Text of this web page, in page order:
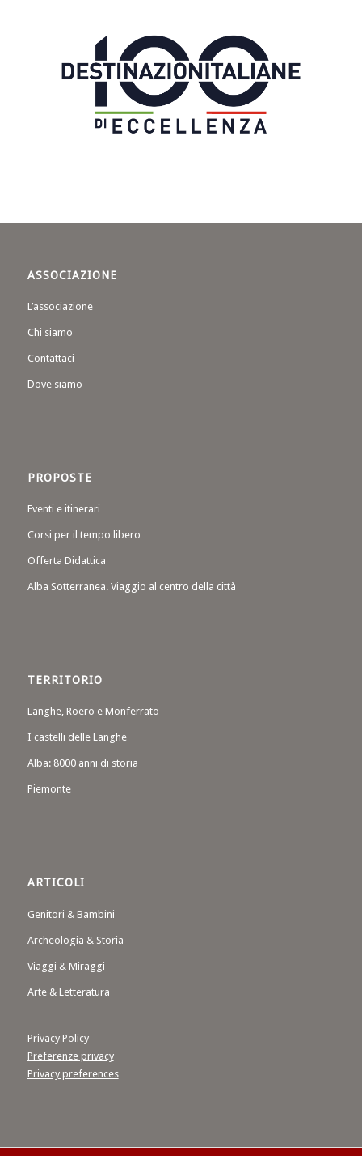
ASSOCIAZIONE
L’associazione
Chi siamo
Contattaci
Dove siamo
PROPOSTE
Eventi e itinerari
Corsi per il tempo libero
Offerta Didattica
Alba Sotterranea. Viaggio al centro della città
TERRITORIO
Langhe, Roero e Monferrato
I castelli delle Langhe
Alba: 8000 anni di storia
Piemonte
ARTICOLI
Genitori & Bambini
Archeologia & Storia
Viaggi & Miraggi
Arte & Letteratura
Privacy Policy
Preferenze privacy
Privacy preferences